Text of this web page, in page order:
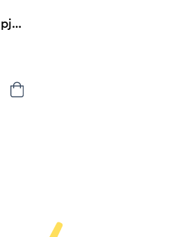
Tika haalt graag grapjes uit